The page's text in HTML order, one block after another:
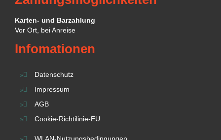
Karten- und Barzahlung
Vor Ort, bei Anreise
Infomationen
Datenschutz
Impressum
AGB
Cookie-Richtilinie-EU